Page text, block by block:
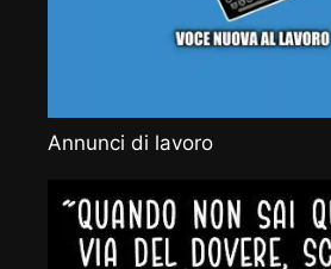
Annunci di lavoro